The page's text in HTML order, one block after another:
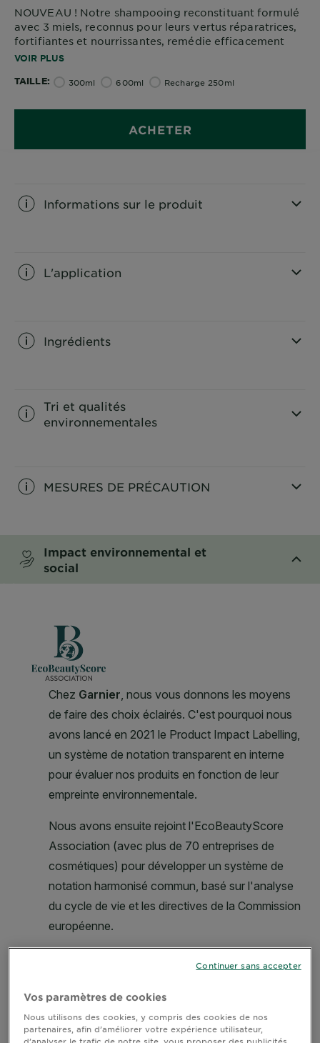
magazine
NOUVEAU ! Notre shampooing reconstituant formulé
avec 3 miels, reconnus pour leurs vertus réparatrices,
fortifiantes et nourrissantes, remédie efficacement
aux 3 signes de dommages : 10x moins de casse*,
*Tests instrumentaux après application du
VOIR PLUS
TAILLE 300ml 600ml Recharge 250ml
ACHETER
Informations sur le produit
L'application
Ingrédients
Tri et qualités
environnementales
MESURES DE PRÉCAUTION
Impact environnemental et
social
Vos paramètres de cookies
Nous utilisons des cookies, y compris des cookies de nos
partenaires, afin d’améliorer votre expérience utilisateur,
Continuer sans accepter